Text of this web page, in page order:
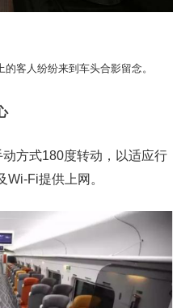
的客人纷纷来到车头合影留念。
方式180度转动，以适应行
Fi提供上网。